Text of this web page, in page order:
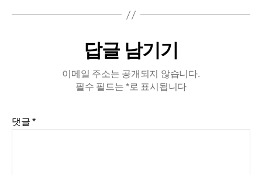
답글 남기기
이메일 주소는 공개되지 않습니다.
필수 필드는*로 표시됩니다
댓글*